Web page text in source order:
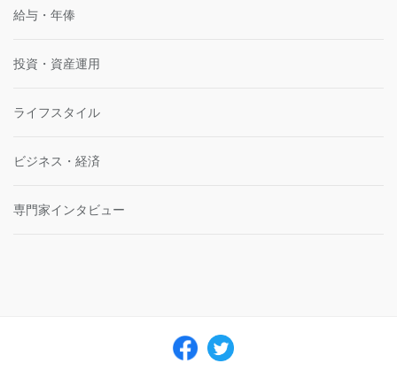
給与・年俸
投資・資産運用
ライフスタイル
ビジネス・経済
専門家インタビュー